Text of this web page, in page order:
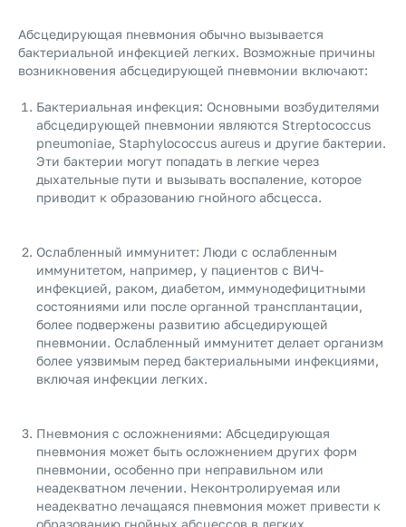
Абсцедирующая пневмония обычно вызывается
бактериальной инфекцией легких. Возможные причины
возникновения абсцедирующей пневмонии включают:
Бактериальная инфекция: Основными возбудителями
абсцедирующей пневмонии являются Streptococcus
pneumoniae, Staphylococcus aureus и другие бактерии.
Эти бактерии могут попадать в легкие через
дыхательные пути и вызывать воспаление, которое
приводит к образованию гнойного абсцесса.
Ослабленный иммунитет: Люди с ослабленным
иммунитетом, например, у пациентов с ВИЧ-
инфекцией, раком, диабетом, иммунодефицитными
состояниями или после органной трансплантации,
более подвержены развитию абсцедирующей
пневмонии. Ослабленный иммунитет делает организм
более уязвимым перед бактериальными инфекциями,
включая инфекции легких.
Пневмония с осложнениями: Абсцедирующая
пневмония может быть осложнением других форм
пневмонии, особенно при неправильном или
неадекватном лечении. Неконтролируемая или
неадекватно лечащаяся пневмония может привести к
образованию гнойных абсцессов в легких.